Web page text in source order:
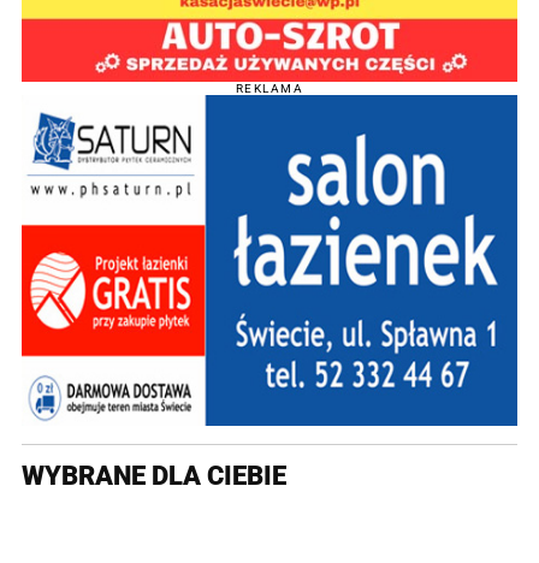
REKLAMA
WYBRANE DLA CIEBIE